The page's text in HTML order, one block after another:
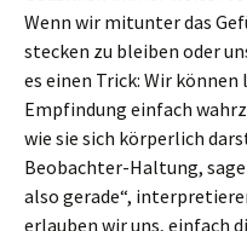
Wenn wir mitunter das
stecken zu bleiben oder
es einen Trick: Wir
Empfindung einfach
wie sie sich körperlich
Beobachter-Haltung,
also gerade“,
erlauben wir uns, einfach